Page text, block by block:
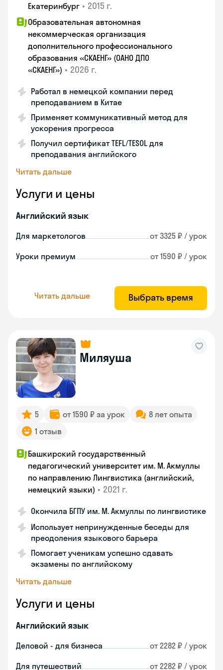
Екатеринбург • 2015 г.
Образовательная автономная
некоммерческая организация
дополнительного профессионального
образования «СКАЕНГ» (ОАНО ДПО
«СКАЕНГ») • 2026 г.
Работал в немецкой компании перед
преподаванием в Китае
Применяет коммуникативный метод для
ускорения прогресса
Получил сертификат TEFL/TESOL для
преподавания английского
Читать дальше
Услуги и цены
Английский язык
Для маркетологов от 3325 ₽ / урок
Уроки премиум от 1590 ₽ / урок
Читать дальше Выбрать время
Миляуша
5 от 1590 ₽ за урок
8 лет опыта
1 отзыв
Башкирский государственный
педагогический университет им. М. Акмуллы
по направлению Лингвистика (английский,
немецкий языки) • 2021 г.
Окончила БГПУ им. М. Акмуллы по лингвистике
Использует непринужденные беседы для
преодоления языкового барьера
Помогает ученикам успешно сдавать
экзамены по английскому
Читать дальше
Услуги и цены
Английский язык
Деловой - для бизнеса от 2282 ₽ / урок
Для путешествий от 2282 ₽ / урок